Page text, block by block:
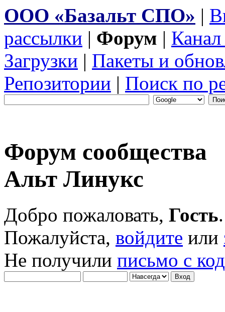
ООО «Базальт СПО» |
рассылки | Форум |
Загрузки | Пакеты и
Репозитории | Поиск по
Форум сообщества
Альт Линукс
Добро пожаловать, Гость.
Пожалуйста, войдите или
Не получили письмо с